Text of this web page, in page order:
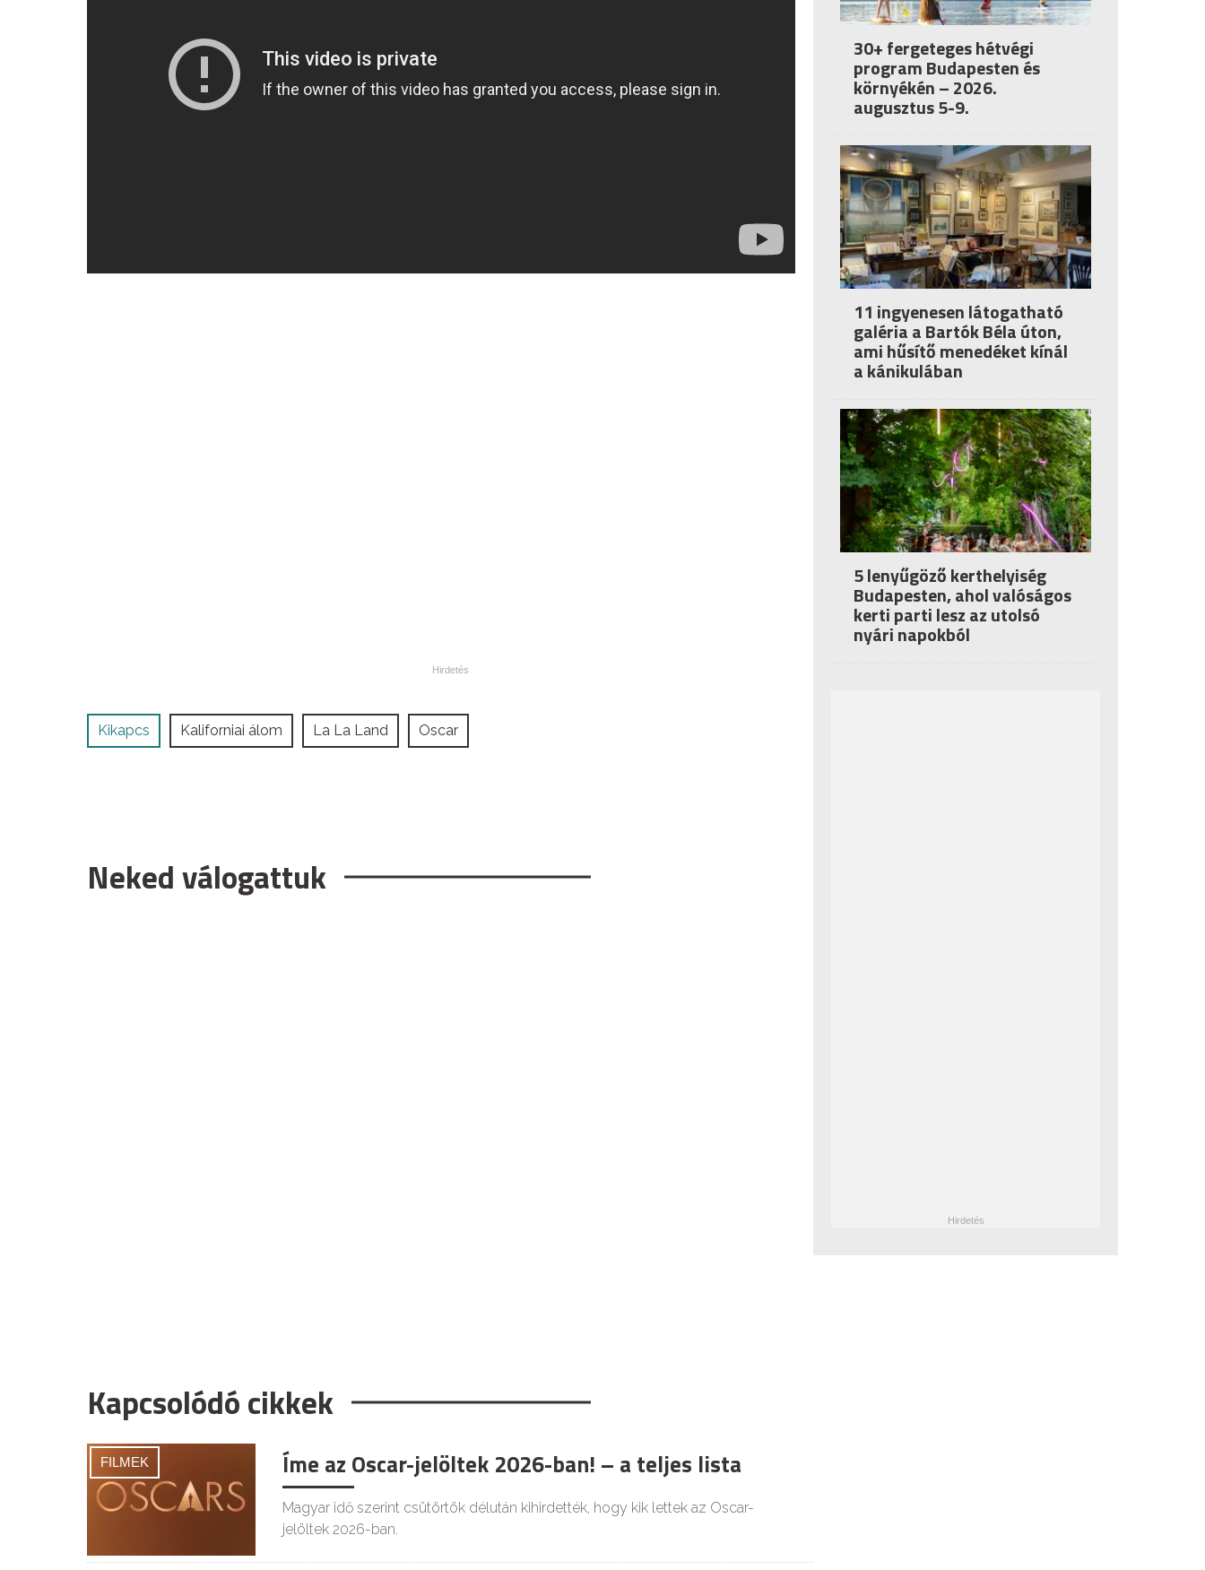
Kikapcs Kaliforniai álom La La Land Oscar
Neked válogattuk
Kapcsolódó cikkek
FILMEK Íme az Oscar-jelöltek 2026-ban! – a teljes lista
Magyar idő szerint csütörtök délután kihirdették, hogy kik lettek az Oscar-
jelöltek 2026-ban.
30+ fergeteges hétvégi
program Budapesten és
környékén – 2026.
augusztus 5-9.
11 ingyenesen látogatható
galéria a Bartók Béla úton,
ami hűsítő menedéket kínál
a kánikulában
5 lenyűgöző kerthelyiség
Budapesten, ahol valóságos
kerti parti lesz az utolsó
nyári napokból